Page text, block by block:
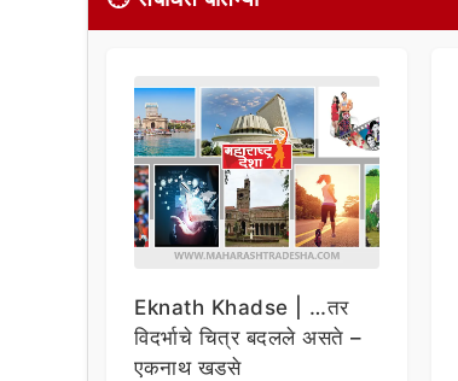
Eknath Khadse | …तर
विदर्भाचे चित्र बदलले असते –
एकनाथ खडसे